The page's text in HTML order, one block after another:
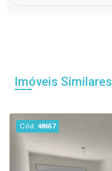
Imóveis Similares
Cód.48657